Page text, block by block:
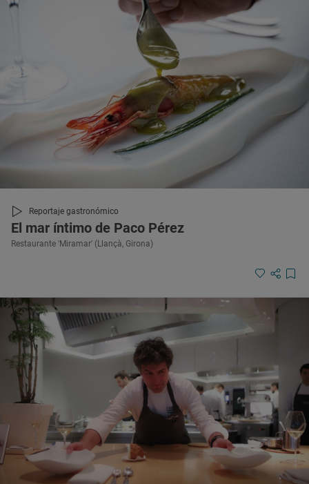
Reportaje gastronómico
El mar íntimo de Paco Pérez
Restaurante 'Miramar' (Llançà, Girona)